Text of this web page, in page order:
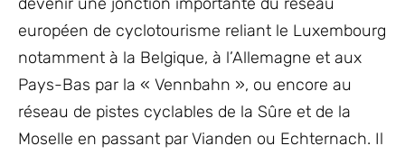
européen de cyclotourisme reliant le Luxembourg
notamment à la Belgique, à l’Allemagne et aux
Pays-Bas par la « Vennbahn », ou encore au
réseau de pistes cyclables de la Sûre et de la
Moselle en passant par Vianden ou Echternach. Il